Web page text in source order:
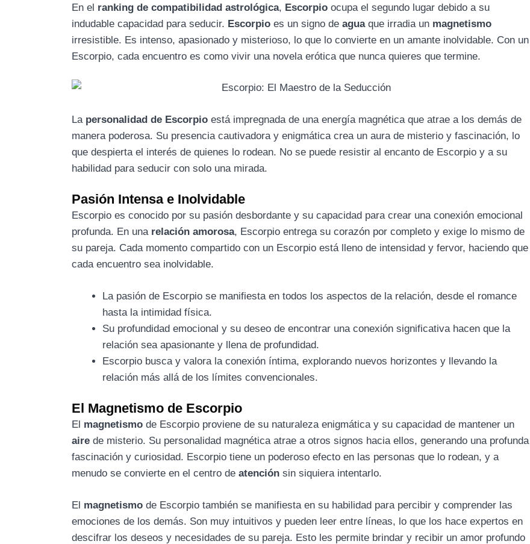
En el ranking de compatibilidad astrológica, Escorpio ocupa el segundo lugar debido a su
indudable capacidad para seducir. Escorpio es un signo deaguaque irradia un magnetismo
irresistible. Es intenso, apasionado y misterioso, lo que lo convierte en un amante inolvidable. Con un
Escorpio, cada encuentro es como vivir una novela erótica que nunca quieres que termine.
La personalidad de Escorpio está impregnada de una energía magnética que atrae a los demás de
manera poderosa. Su presencia cautivadora y enigmática crea un aura de misterio y fascinación, lo
que despierta el interés de quienes lo rodean. No se puede resistir al encanto de Escorpio y a su
habilidad para seducir con solo una mirada.
Pasión Intensa e Inolvidable
Escorpio es conocido por su pasión desbordante y su capacidad para crear una conexión emocional
profunda. En una relación amorosa, Escorpio entrega su corazón por completo y exige lo mismo de
su pareja. Cada momento compartido con un Escorpio está lleno de intensidad y fervor, haciendo que
cada encuentro sea inolvidable.
La pasión de Escorpio se manifiesta en todos los aspectos de la relación, desde el romance
hasta la intimidad física.
Su profundidad emocional y su deseo de encontrar una conexión significativa hacen que la
relación sea apasionante y llena de profundidad.
Escorpio busca y valora la conexión íntima, explorando nuevos horizontes y llevando la
relación más allá de los límites convencionales.
El Magnetismo de Escorpio
El magnetismo de Escorpio proviene de su naturaleza enigmática y su capacidad de mantener un
aire de misterio. Su personalidad magnética atrae a otros signos hacia ellos, generando una profunda
fascinación y curiosidad. Escorpio tiene un poderoso efecto en las personas que lo rodean, y a
menudo se convierte en el centro deatención sin siquiera intentarlo.
El magnetismo de Escorpio también se manifiesta en su habilidad para percibir y comprender las
emociones de los demás. Son muy intuitivos y pueden leer entre líneas, lo que los hace expertos en
descifrar los deseos y necesidades de su pareja. Esto les permite brindar y recibir un amor profundo